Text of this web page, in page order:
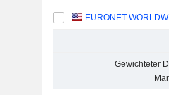
EURONET
Gewichteter